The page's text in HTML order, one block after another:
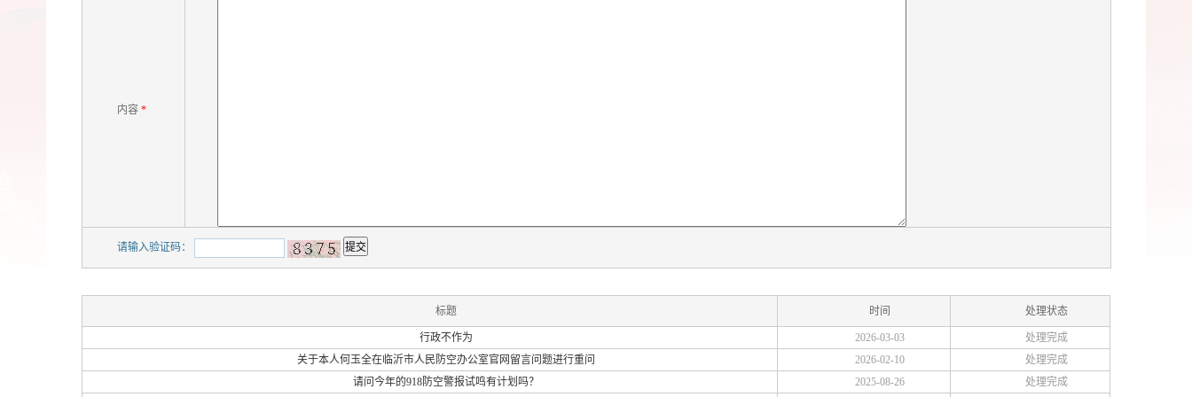
内容 *
请输入验证码：
标题 时间 处理状态
行政不作为 2026-03-03
处理完成
关于本人何玉全在临沂市人民防空办公室官网留言问题进行重问
2026-02-10
处理完成
请问今年的918防空警报试鸣有计划吗？
2025-08-26 处理完成